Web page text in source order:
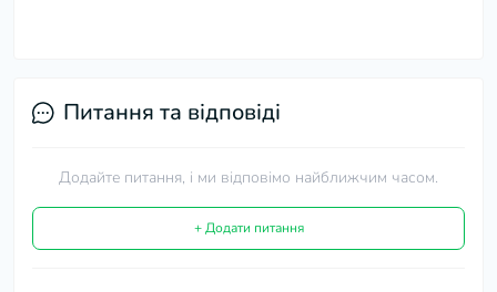
Питання та відповіді
Додайте питання, і ми відповімо найближчим часом.
+ Додати питання